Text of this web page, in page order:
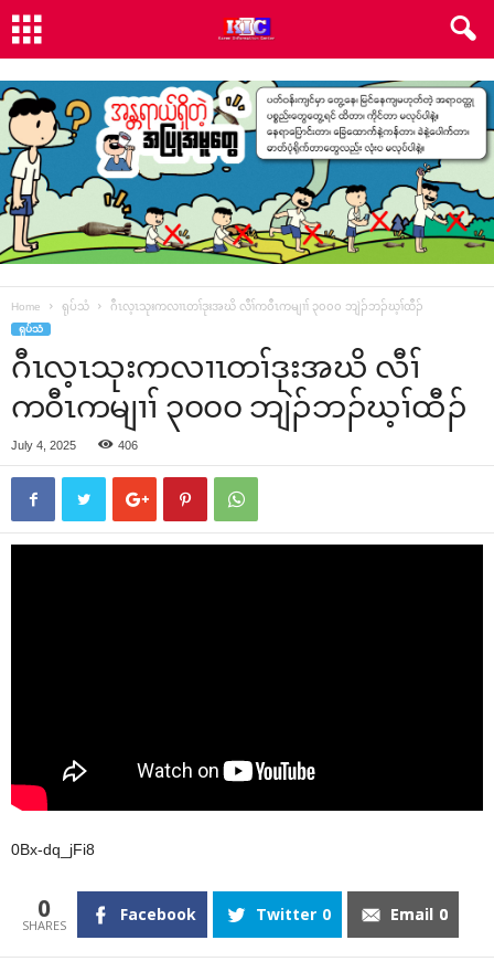
Home ရုပ်သံ ဂီၤလ့ၤသုးကလၢၤတၢ်ဒုးအဃိ လီၢ်က၀ီၤကမျၢၢ် ၃၀၀၀ ဘျဲၣ်ဘၣ်ဃ့ၢ်ထီၣ်
ရုပ်သံ
ဂီၤလ့ၤသုးကလၢၤတၢ်ဒုးအဃိ လီၢ်
က၀ီၤကမျၢၢ် ၃၀၀၀ ဘျဲၣ်ဘၣ်ဃ့ၢ်ထီၣ်
July 4, 2025 406
0Bx-dq_jFi8
0 Facebook Twitter 0 Email 0